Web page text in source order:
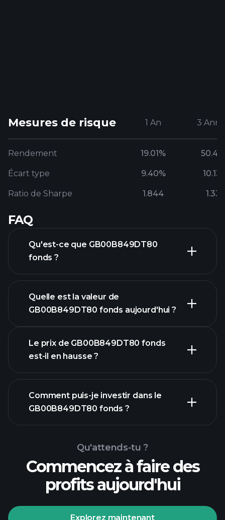
Mesures de risque 1 An 3
Rendement 19.01%
Écart type 9.40%
Ratio de Sharpe 1.844 1.336
FAQ
Qu'est-ce que GB00B849DT80
fonds ?
Quelle est la valeur de
GB00B849DT80 fonds aujourd'hui ?
avancé
Le prix de GB00B849DT80 fonds
est-il en hausse ?
graphique
Comment puis-je investir dans le
GB00B849DT80 fonds ?
Qu'attends-tu ?
Commencez à faire des
profits aujourd'hui
Explorez maintenant